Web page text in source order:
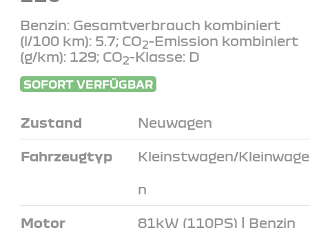
Benzin: Gesamtverbrauch kombiniert
(l/100 km): 5.7; CO2-Emission kombiniert
(g/km): 129; CO2-Klasse: D
SOFORT VERFÜGBAR
Zustand Neuwagen
Fahrzeugtyp Kleinstwagen/Kleinwage
n
Motor 81kW (110PS) | Benzin